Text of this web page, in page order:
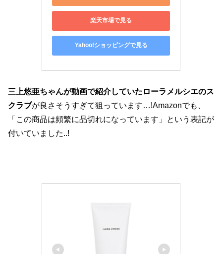
楽天市場で見る
Yahoo!ショッピングで見る
三上悠亜ちゃんが動画で紹介していたローラメルシエのス
クラブが良さそうすぎて狙っています…!Amazonでも、
「この商品は頻繁に品切れになっています」という表記が
付いていました..!